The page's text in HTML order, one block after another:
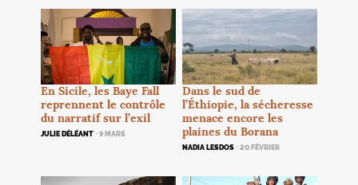
En Sicile, les Baye Fall
reprennent le contrôle
du narratif sur l’exil
JULIE DÉLÉANT · 9 MARS
Dans le sud de
l’Éthiopie, la sécheresse
menace encore les
plaines du Borana
NADIA LESDOS · 20 FÉVRIER